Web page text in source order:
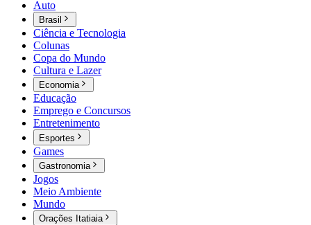
Auto
Brasil
Ciência e Tecnologia
Colunas
Copa do Mundo
Cultura e Lazer
Economia
Educação
Emprego e Concursos
Entretenimento
Esportes
Games
Gastronomia
Jogos
Meio Ambiente
Mundo
Orações Itatiaia